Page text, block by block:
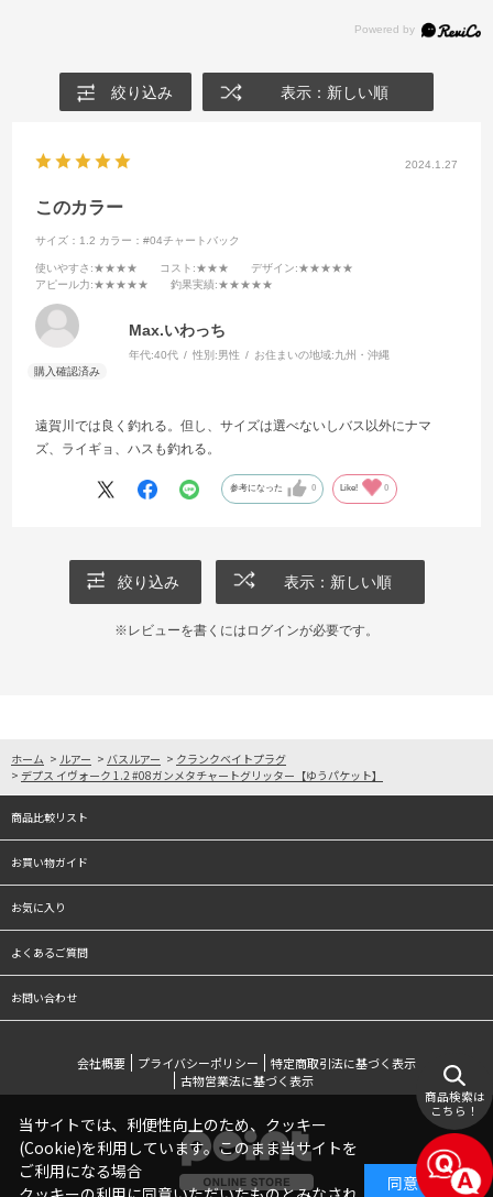
絞り込み 表示：新しい順
2024.1.27
このカラー
サイズ：1.2 カラー：#04チャートバック
使いやすさ :★★★★ コスト :★★★ デザイン:★★★★★
アピール力:★★★★★ 釣果実績:★★★★★
Max.いわっち
年代:40代 性別:男性 お住まいの地域:九州・沖縄
遠賀川では良く釣れる。但し、サイズは選べないしバス以外にナマ
ズ、ライギョ、ハスも釣れる。
参考になった 0 Like! 0
絞り込み 表示：新しい順
※レビューを書くには ログインが必要です。
ホーム > ルアー > バスルアー > クランクベイトプラグ
> デプス イヴォーク 1.2 #08ガンメタチャートグリッター【ゆうパケット】
商品比較リスト
お買い物ガイド
お気に入り
よくあるご質問
お問い合わせ
会社概要 プライバシーポリシー
特定商取引法に基づく表示
古物営業法に基づく表示
商品検索は
こちら！
当サイトでは、利便性向上のため、クッキー
(Cookie)を利用しています。このまま当サイトを
ご利用になる場合
同意する